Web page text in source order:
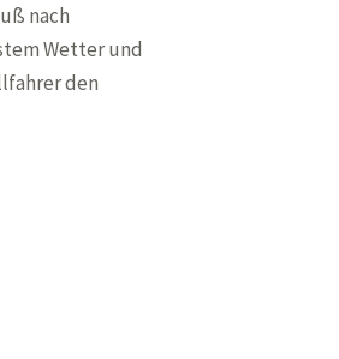
nach
Wetter und
den